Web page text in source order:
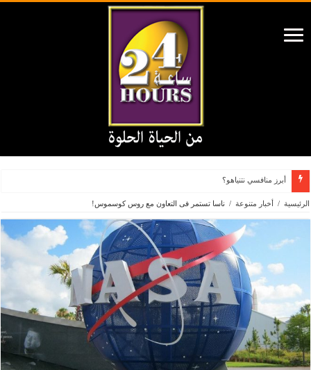
أبرز منافسي نتنياهو؟
الرئيسية / أخبار متنوعة / ناسا تستمر فى التعاون مع روس كوسموس!